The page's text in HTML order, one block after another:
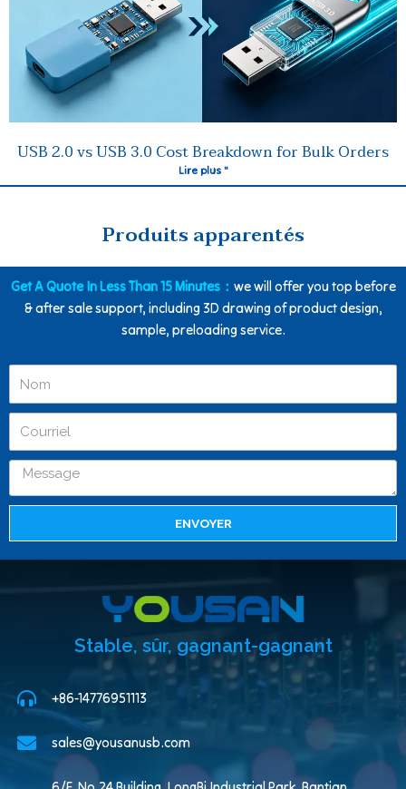
USB 2.0 vs USB 3.0 Cost Breakdown for Bulk Orders
Lire plus "
Produits apparentés
Get A Quote In Less Than 15 Minutes： we will offer you top before
& after sale support, including 3D drawing of product design,
sample, preloading service.
ENVOYER
Stable, sûr, gagnant-gagnant
+86-14776951113
sales@yousanusb.com